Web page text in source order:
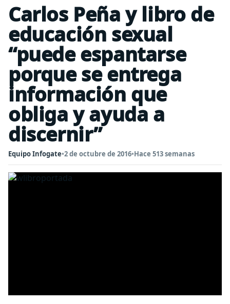
Carlos Peña y libro de
educación sexual
“puede espantarse
porque se entrega
información que
obliga y ayuda a
discernir”
Equipo Infogate•2 de octubre de 2016•Hace 513 semanas